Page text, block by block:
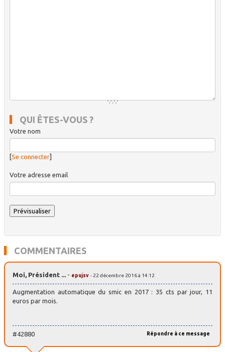
QUI ÊTES-VOUS ?
Votre nom
Se connecter]
Votre adresse email
COMMENTAIRES
Moi, Président ... - epujsv - 22 décembre 2016 à 14:12
Augmentation automatique du smic en 2017 : 35 cts par jour, 11
euros par mois.
Répondre à ce message
#42880